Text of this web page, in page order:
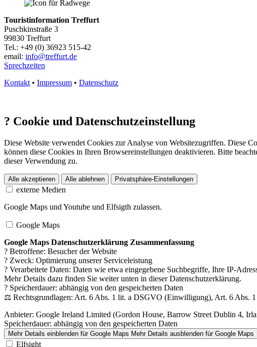
Touristinformation Treffurt
Puschkinstraße 3
99830 Treffurt
Tel.: +49 (0) 36923 515-42
email: info@treffurt.de
Sprechzeiten
Kontakt • Impressum • Datenschutz
? Cookie und Datenschutzeinstellung
Diese Website verwendet Cookies zur Analyse von Websitezugriffen. Diese
können diese Cookies in Ihren Browsereinstellungen deaktivieren. Bitte
dieser Verwendung zu.
Alle akzeptieren Alle ablehnen Privatsphäre-Einstellungen
externe Medien
Google Maps und Youtube und Elfsigth zulassen.
Google Maps
Google Maps Datenschutzerklärung Zusammenfassung
? Betroffene: Besucher der Website
? Zweck: Optimierung unserer Serviceleistung
? Verarbeitete Daten: Daten wie etwa eingegebene Suchbegriffe, Ihre IP-
Mehr Details dazu finden Sie weiter unten in dieser Datenschutzerklärung.
? Speicherdauer: abhängig von den gespeicherten Daten
⚖️ Rechtsgrundlagen: Art. 6 Abs. 1 lit. a DSGVO (Einwilligung), Art. 6 Abs.
Anbieter: Google Ireland Limited (Gordon House, Barrow Street Dublin 4,
Speicherdauer: abhängig von den gespeicherten Daten
Mehr Details einblenden für Google Maps Mehr Details ausblenden für Google Maps
Elfsight